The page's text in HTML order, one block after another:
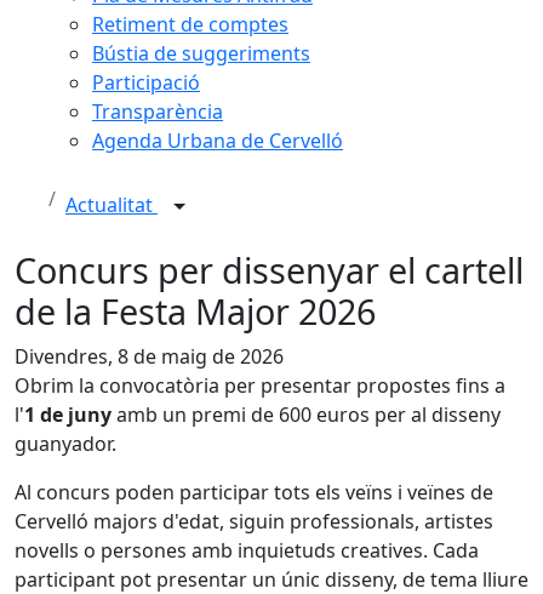
Retiment de comptes
Bústia de suggeriments
Participació
Transparència
Agenda Urbana de Cervelló
Actualitat
Concurs per dissenyar el cartell
de la Festa Major 2026
Divendres, 8 de maig de 2026
Obrim la convocatòria per presentar propostes fins a
l'1 de junyamb un premi de 600 euros per al disseny
guanyador.
Al concurs poden participar tots els veïns i veïnes de
Cervelló majors d'edat, siguin professionals, artistes
novells o persones amb inquietuds creatives. Cada
participant pot presentar un únic disseny, de tema lliure